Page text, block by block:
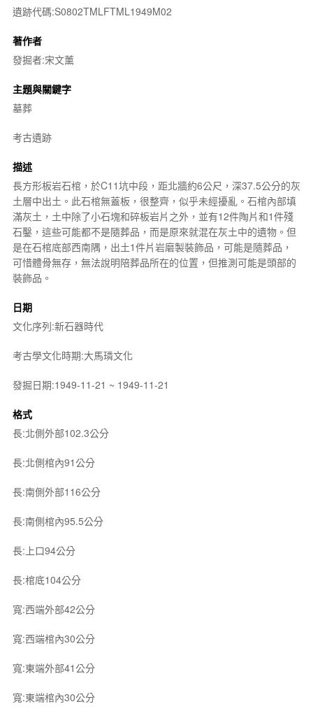
遺跡代碼:S0802TMLFTML1949M02
著作者
發掘者:宋文薰
主題與關鍵字
墓葬
考古遺跡
描述
長方形板岩石棺，於C11坑中段，距北牆約6公尺，深37.5公分的灰
土層中出土。此石棺無蓋板，很整齊，似乎未經擾亂。石棺內部填
滿灰土，土中除了小石塊和碎板岩片之外，並有12件陶片和1件殘
石鑿，這些可能都不是隨葬品，而是原來就混在灰土中的遺物。但
是在石棺底部西南隅，出土1件片岩磨製裝飾品，可能是隨葬品，
可惜體骨無存，無法說明陪葬品所在的位置，但推測可能是頭部的
裝飾品。
日期
文化序列:新石器時代
考古學文化時期:大馬璘文化
發掘日期:1949-11-21 ~ 1949-11-21
格式
長:北側外部102.3公分
長:北側棺內91公分
長:南側外部116公分
長:南側棺內95.5公分
長:上口94公分
長:棺底104公分
寬:西端外部42公分
寬:西端棺內30公分
寬:東端外部41公分
寬:東端棺內30公分